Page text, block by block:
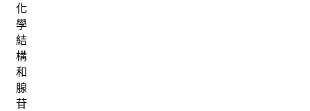
化
學
結
構
和
腺
苷